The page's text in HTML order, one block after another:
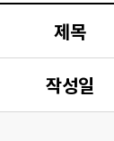
제목
작성일